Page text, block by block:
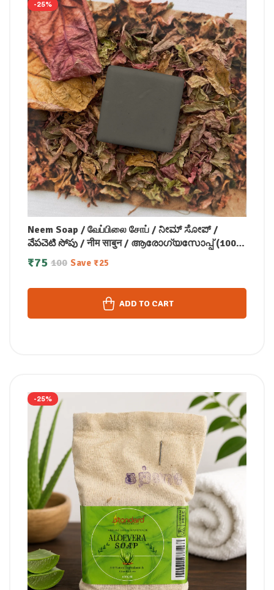
-25%
Neem Soap / வேப்பிலை சோப் / ನೀಮ್ ಸೋಪ್ /
వేపచెటి సోపు / नीम साबुन / ആരോഗ്യസോപ്പ് (100
GM) 100
₹75 Save ₹25
ADD TO CART
-25%